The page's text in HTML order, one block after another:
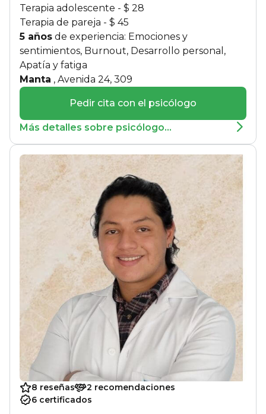
Terapia adolescente - $ 28
Terapia de pareja - $ 45
5 años de experiencia: Emociones y
sentimientos, Burnout, Desarrollo personal,
Apatía y fatiga
Manta , Avenida 24, 309
Pedir cita con el psicólogo
Más detalles sobre psicólogo...
8 reseñas
2 recomendaciones
6 certificados